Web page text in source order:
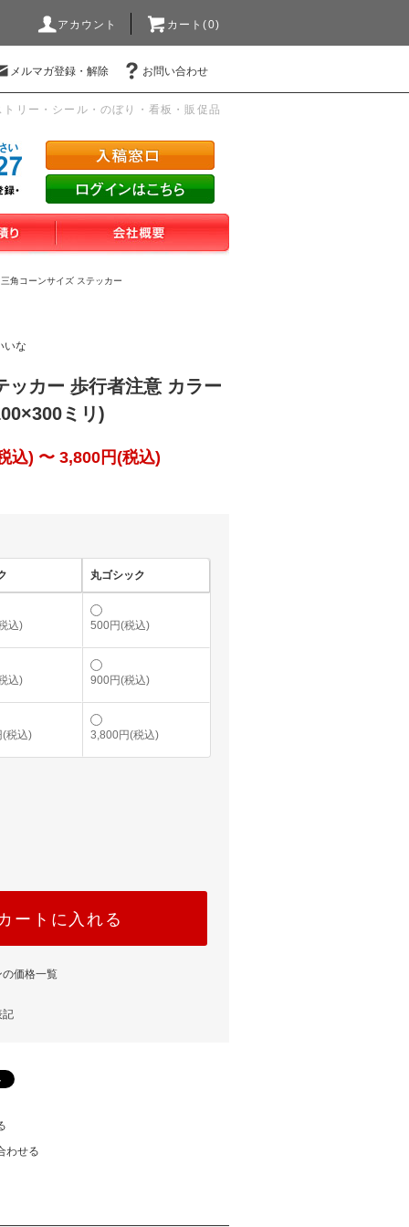
アカウント カート(0)
メルマガ登録・解除 お問い合わせ
リー・シール・のぼり・看板・販促品
三角コーンサイズ ステッカー
いな
ッカー 歩行者注意 カラー
ミリ)
込) 〜 3,800円(税込)
丸ゴシック
込) 500円(税込)
込) 900円(税込)
税込) 3,800円(税込)
ートに入れる
価格一覧
記
わせる